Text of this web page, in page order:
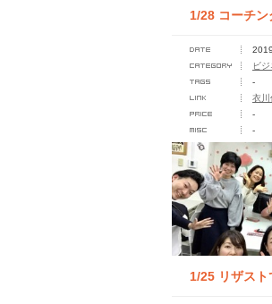
1/28 コーチ
基礎から応用
「一...
ビ
-
衣川
-
-
1/25 リザスト